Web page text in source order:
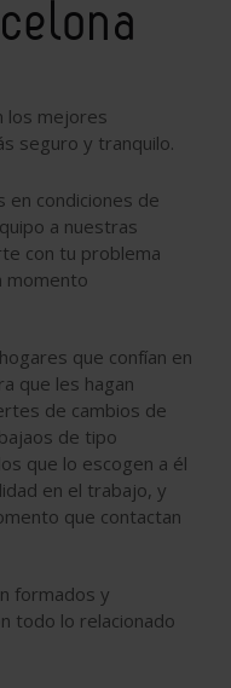
los mejores
seguro y tranquilo.
en condiciones de
a nuestras
con tu problema
momento
que confían en
que les hagan
de cambios de
de tipo
que lo escogen a él
en el trabajo, y
que contactan
formados y
todo lo relacionado